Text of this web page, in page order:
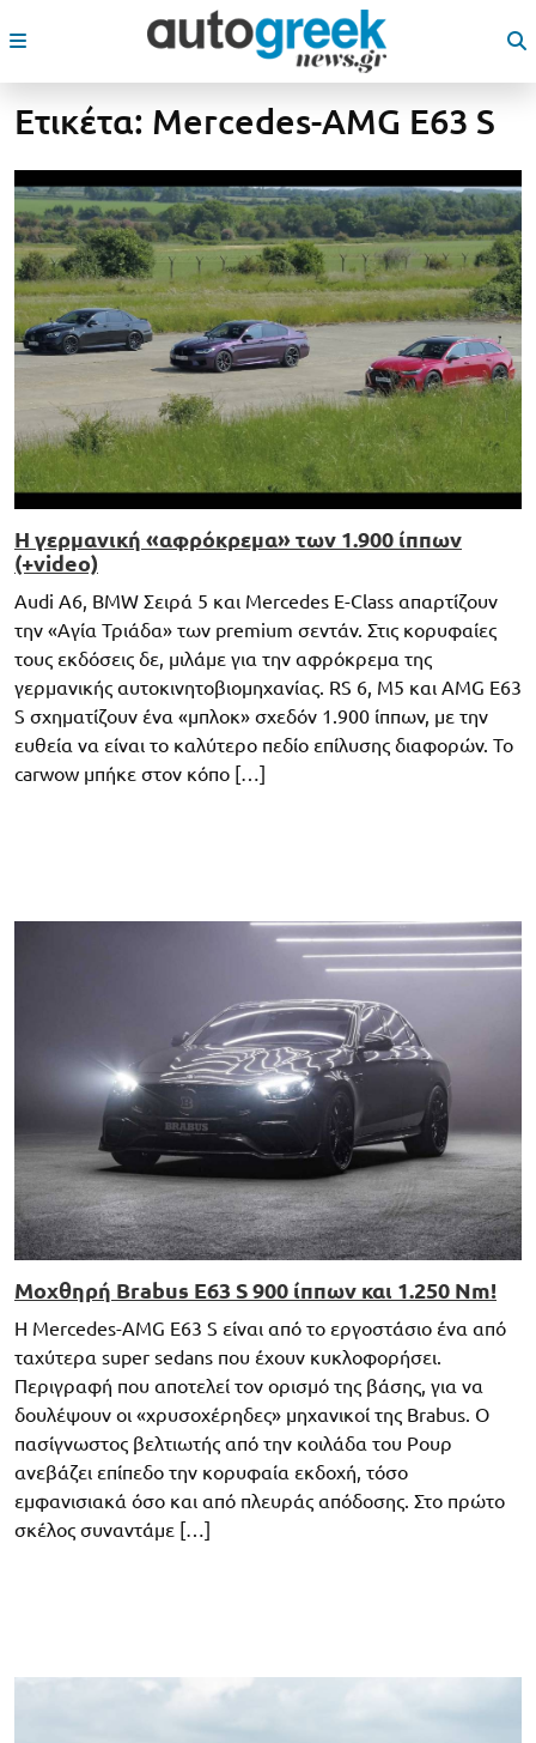
Ετικέτα: Mercedes-AMG E63 S
Η γερμανική «αφρόκρεμα» των 1.900 ίππων
(+video)
Audi A6, BMW Σειρά 5 και Mercedes E-Class απαρτίζουν
την «Αγία Τριάδα» των premium σεντάν. Στις κορυφαίες
τους εκδόσεις δε, μιλάμε για την αφρόκρεμα της
γερμανικής αυτοκινητοβιομηχανίας. RS 6, M5 και AMG E63
S σχηματίζουν ένα «μπλοκ» σχεδόν 1.900 ίππων, με την
ευθεία να είναι το καλύτερο πεδίο επίλυσης διαφορών. Το
carwow μπήκε στον κόπο […]
Μοχθηρή Brabus E63 S 900 ίππων και 1.250 Nm!
Η Mercedes-AMG E63 S είναι από το εργοστάσιο ένα από
ταχύτερα super sedans που έχουν κυκλοφορήσει.
Περιγραφή που αποτελεί τον ορισμό της βάσης, για να
δουλέψουν οι «χρυσοχέρηδες» μηχανικοί της Brabus. O
πασίγνωστος βελτιωτής από την κοιλάδα του Ρουρ
ανεβάζει επίπεδο την κορυφαία εκδοχή, τόσο
εμφανισιακά όσο και από πλευράς απόδοσης. Στο πρώτο
σκέλος συναντάμε […]